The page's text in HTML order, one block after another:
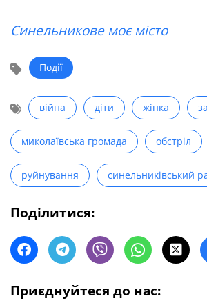
Синельникове моє місто
Події
війна діти жінка
миколаївська громада обстріл
руйнування синельниківський
Поділитися:
Приєднуйтеся до нас: